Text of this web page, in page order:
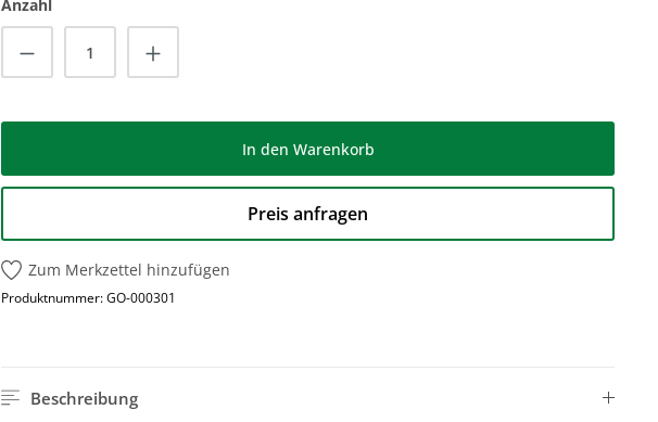
Anzahl
Produkt Anzahl: Gib den gewünschten Wert ein
In den Warenkorb
Preis anfragen
Zum Merkzettel hinzufügen
Produktnummer:GO-000301
Beschreibung